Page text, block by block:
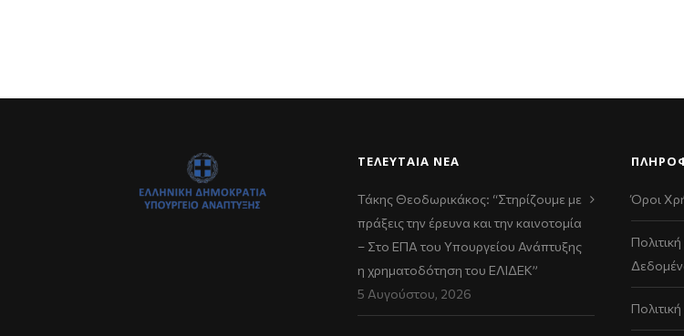
ΤΕΛΕΥΤΑΊΑ ΝΈΑ
Τάκης Θεοδωρικάκος: “Στηρίζουμε με
πράξεις την έρευνα και την καινοτομία
– Στο ΕΠΑ του Υπουργείου Ανάπτυξης
η χρηματοδότηση του ΕΛΙΔΕΚ”
5 Αυγούστου, 2026
Όροι